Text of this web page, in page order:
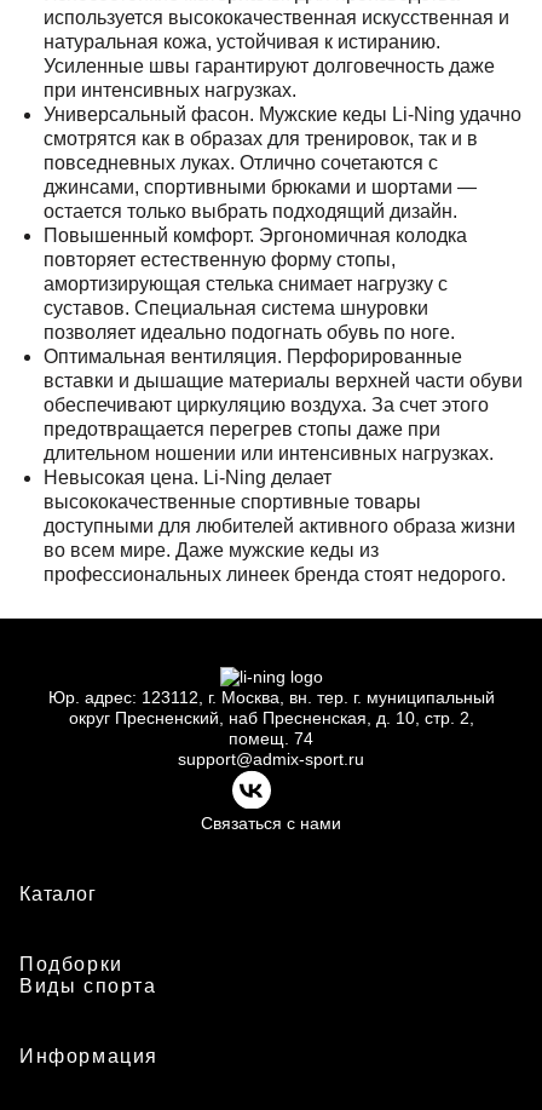
используется высококачественная искусственная и
натуральная кожа, устойчивая к истиранию.
Усиленные швы гарантируют долговечность даже
при интенсивных нагрузках.
Универсальный фасон. Мужские кеды Li-Ning удачно
смотрятся как в образах для тренировок, так и в
повседневных луках. Отлично сочетаются с
джинсами, спортивными брюками и шортами —
остается только выбрать подходящий дизайн.
Повышенный комфорт. Эргономичная колодка
повторяет естественную форму стопы,
амортизирующая стелька снимает нагрузку с
суставов. Специальная система шнуровки
позволяет идеально подогнать обувь по ноге.
Оптимальная вентиляция. Перфорированные
вставки и дышащие материалы верхней части обуви
обеспечивают циркуляцию воздуха. За счет этого
предотвращается перегрев стопы даже при
длительном ношении или интенсивных нагрузках.
Невысокая цена. Li-Ning делает
высококачественные спортивные товары
доступными для любителей активного образа жизни
во всем мире. Даже мужские кеды из
профессиональных линеек бренда стоят недорого.
Юр. адрес: 123112, г. Москва, вн. тер. г. муниципальный
округ Пресненский, наб Пресненская, д.
10, стр. 2,
помещ. 74
support@admix-sport.ru
Связаться с нами
Каталог
Подборки
Виды спорта
Информация